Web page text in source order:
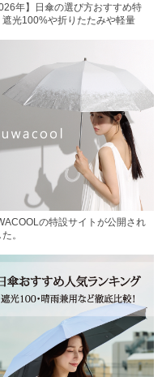
年】日傘の選び方おすすめ特
遮光100%や折りたたみや軽量
の特設サイトが公開され
。